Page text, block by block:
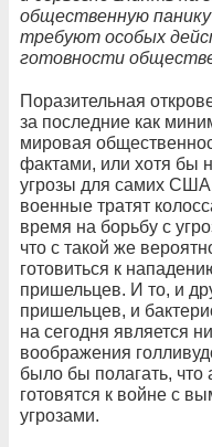
общественную
требуют особых
готовности
Поразительная
за последние как
мировая
фактами, или хотя бы
угрозы для самих
военные тратят
время на борьбу с
что с такой же
готовиться к
пришельцев. И то, и
пришельцев, и
на сегодня является
воображения
было бы полагать, что
готовятся к войне с
угрозами.